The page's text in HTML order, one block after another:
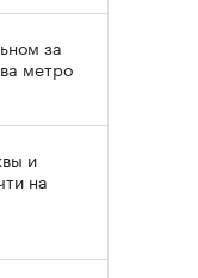
за
метро
и
на